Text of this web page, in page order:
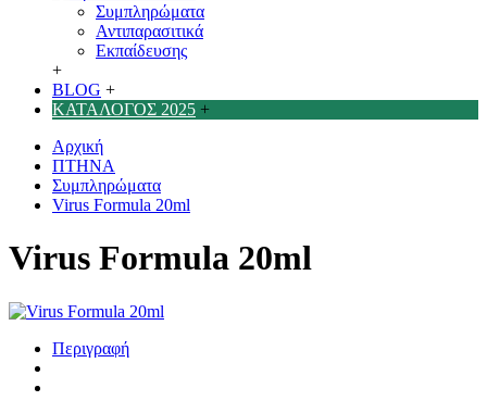
Συμπληρώματα
Αντιπαρασιτικά
Εκπαίδευσης
+
BLOG +
ΚΑΤΑΛΟΓΟΣ 2025 +
Αρχική
ΠΤΗΝΑ
Συμπληρώματα
Virus Formula 20ml
Virus Formula 20ml
Περιγραφή